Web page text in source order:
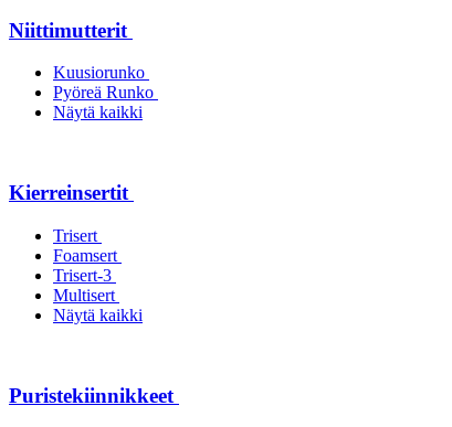
Niittimutterit
Kuusiorunko
Pyöreä Runko
Näytä kaikki
Kierreinsertit
Trisert
Foamsert
Trisert-3
Multisert
Näytä kaikki
Puristekiinnikkeet